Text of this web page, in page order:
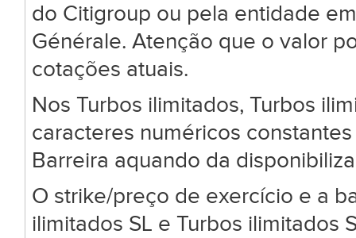
do Citigroup ou pela entidade
Générale. Atenção que o valor
cotações atuais.
Nos Turbos ilimitados, Turbos
caracteres numéricos
Barreira aquando da
O strike/preço de exercício e a
ilimitados SL e Turbos ilimitados